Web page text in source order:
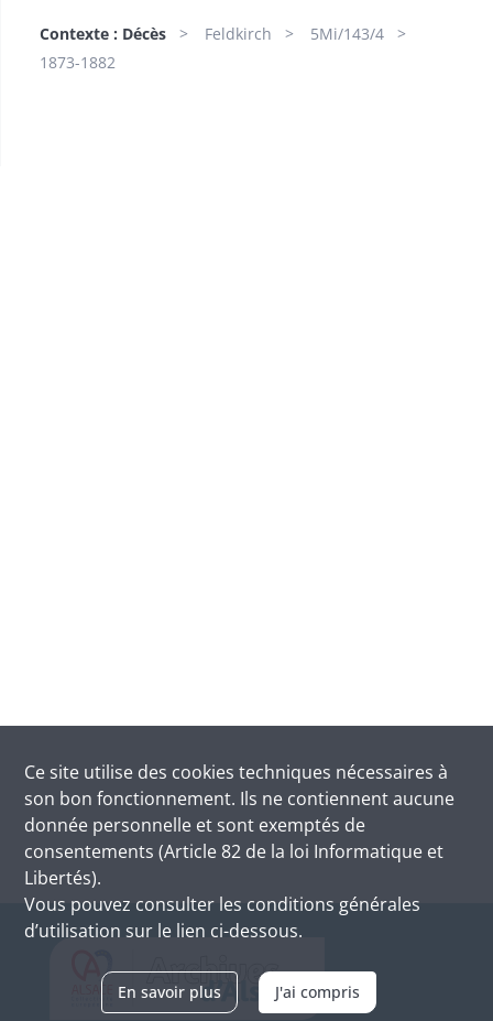
Contexte : Décès Feldkirch
5Mi/143/4
1873-1882
Ce site utilise des cookies techniques nécessaires à
son bon fonctionnement. Ils ne contiennent aucune
donnée personnelle et sont exemptés de
consentements (Article 82 de la loi Informatique et
Libertés).
Vous pouvez consulter les conditions générales
d’utilisation sur le lien ci-dessous.
En savoir plus J'ai compris